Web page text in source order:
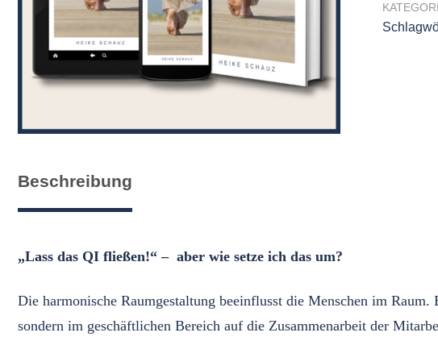
QI
(PDF,
Beschreibung
„Lass das QI fließen!“⁠ – aber wie setze ich das um?⁠
⁠Die harmonische Raumgestaltung beeinflusst die Menschen im
sondern im geschäftlichen Bereich auf die Zusammenarbeit der